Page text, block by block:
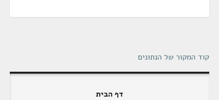
קוד המקור של הנתונים
דף הבית